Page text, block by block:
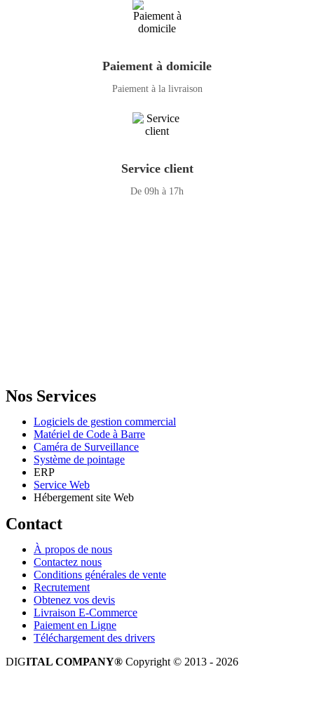
Paiement à domicile
Paiement à la livraison
Service client
De 09h à 17h
Nos Services
Logiciels de gestion commercial
Matériel de Code à Barre
Caméra de Surveillance
Système de pointage
ERP
Service Web
Hébergement site Web
Contact
À propos de nous
Contactez nous
Conditions générales de vente
Recrutement
Obtenez vos devis
Livraison E-Commerce
Paiement en Ligne
Téléchargement des drivers
DIGITAL COMPANY® Copyright © 2013 - 2026